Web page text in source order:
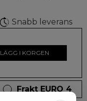
Snabb leverans
LÄGG I KORGEN
Frakt EURO 4